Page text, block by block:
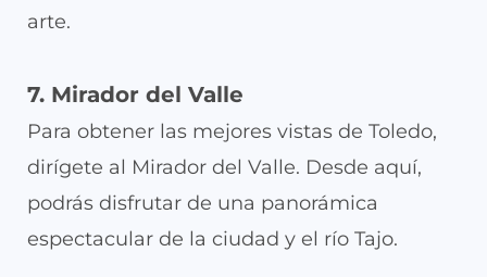
arte.
7. Mirador del Valle
Para obtener las mejores vistas de Toledo,
dirígete al Mirador del Valle. Desde aquí,
podrás disfrutar de una panorámica
espectacular de la ciudad y el río Tajo.